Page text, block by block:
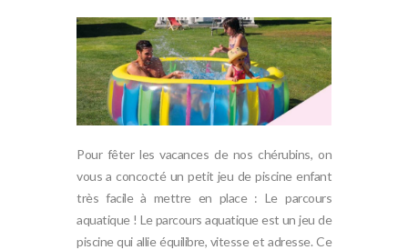
Pour fêter les vacances de nos chérubins, on
vous a concocté un petit jeu de piscine enfant
très facile à mettre en place : Le parcours
aquatique ! Le parcours aquatique est un jeu de
piscine qui allie équilibre, vitesse et adresse. Ce